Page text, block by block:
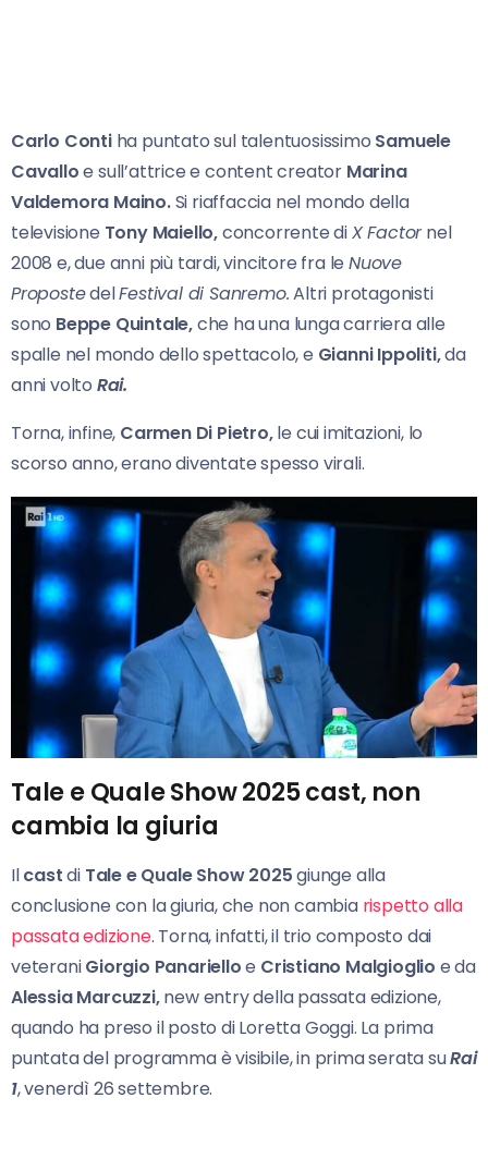
Carlo Contiha puntato sul talentuosissimo Samuele
Cavalloe sull’attrice e content creator Marina
Valdemora Maino.Si riaffaccia nel mondo della
televisione Tony Maiello,concorrente diX Factornel
2008 e, due anni più tardi, vincitore fra le Nuove
PropostedelFestival di Sanremo.Altri protagonisti
sono Beppe Quintale,che ha una lunga carriera alle
spalle nel mondo dello spettacolo, e Gianni Ippoliti,da
anni volto Rai.
Torna, infine, Carmen Di Pietro,le cui imitazioni, lo
scorso anno, erano diventate spesso virali.
Tale e Quale Show 2025 cast, non
cambia la giuria
Ilcastdi Talee Quale Show 2025giunge alla
conclusione con la giuria, che non cambia rispetto alla
passata edizione. Torna, infatti, il trio composto dai
veteraniGiorgio Panarielloe Cristiano Malgioglio e da
Alessia Marcuzzi,new entry della passata edizione,
quando ha preso il posto di Loretta Goggi. La prima
puntata del programma è visibile, in prima serata suRai
1, venerdì 26 settembre.